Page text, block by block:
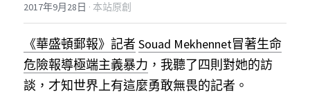
臉書粉專
聯絡我們
2017年9月28日 · 本站原創
《華盛頓郵報》記者 Souad Mekhennet冒著生命
危險報導極端主義暴力 ，我聽了四則對她的訪
談，才知世界上有這麼勇敢無畏的記者。